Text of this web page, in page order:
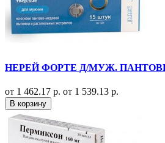
НЕРЕЙ ФОРТЕ Д/МУЖ.
от 1 462.17 р. от 1 539.13 р.
В корзину